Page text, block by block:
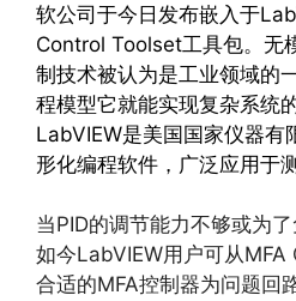
软公司于今日发布嵌入于
Control Toolset工具包。无
制技术被认为是工业领域的
程模型它就能实现复杂系统
LabVIEW是美国国家仪器有
形化编程软件，广泛应用于
当PID的调节能力不够或为
如今LabVIEW用户可从
合适的MFA控制器为问题回